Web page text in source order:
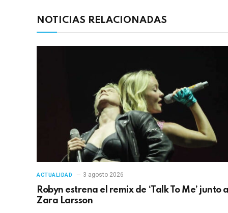
NOTICIAS RELACIONADAS
ACTUALIDAD 3 agosto 2026
Robyn estrena el remix de ‘Talk To Me’ junto a
Zara Larsson